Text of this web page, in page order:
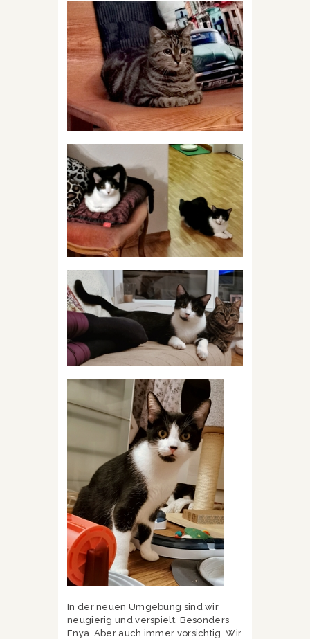
In der neuen Umgebung sind wir
neugierig und verspielt. Besonders
Enya. Aber auch immer vorsichtig. Wir